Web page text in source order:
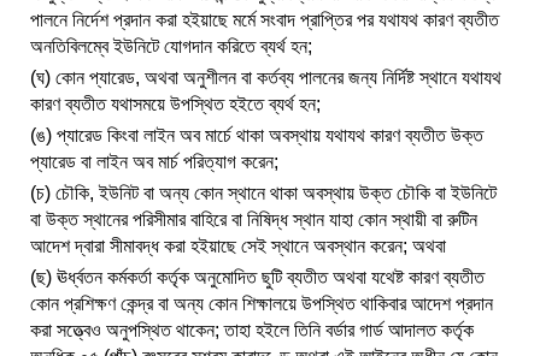
পালনে নির্দেশ প্রদান করা হইয়াছে মর্মে সংবাদ প্রাপ্তির পর যথাযথ কারণ ব্যতীত
অনতিবিলম্বে ইউনিটে যোগদান করিতে ব্যর্থ হন;
(ঘ) কোন প্যারেড, অথবা অনুশীলন বা কর্তব্য পালনের জন্য নির্দিষ্ট স্থানে যথাযথ
কারণ ব্যতীত যথাসময়ে উপস্থিত হইতে ব্যর্থ হন;
(ঙ) প্যারেড কিংবা লাইন অব মার্চে থাকা অবস্থায় যথাযথ কারণ ব্যতীত উক্ত
প্যারেড বা লাইন অব মার্চ পরিত্যাগ করেন;
(চ) চৌকি, ইউনিট বা অন্য কোন স্থানে থাকা অবস্থায় উক্ত চৌকি বা ইউনিটে
বা উক্ত স্থানের পরিসীমার বাহিরে বা নিষিদ্ধ স্থান যাহা কোন স্থায়ী বা রুটিন
আদেশ দ্বারা সীমাবদ্ধ করা হইয়াছে সেই স্থানে অবস্থান করেন; অথবা
(ছ) ঊর্ধ্বতন কর্মকর্তা কর্তৃক অনুমোদিত ছুটি ব্যতীত অথবা যথেষ্ট কারণ ব্যতীত
কোন প্রশিক্ষণ কেন্দ্র বা অন্য কোন শিক্ষালয়ে উপস্থিত থাকিবার আদেশ প্রদান
করা সত্ত্বেও অনুপস্থিত থাকেন; তাহা হইলে তিনি বর্ডার গার্ড আদালত কর্তৃক